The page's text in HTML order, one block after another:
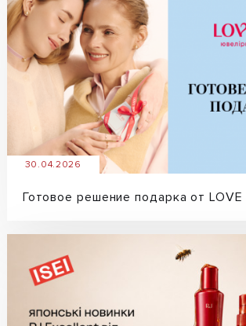
30.04.2026
Готовое решение подарка от LOVE